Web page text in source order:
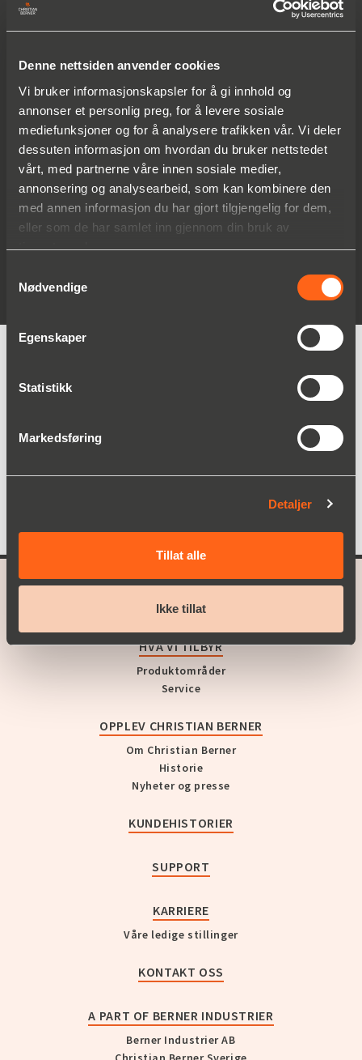
Denne nettsiden anvender cookies
Vi bruker informasjonskapsler for å gi innhold og
annonser et personlig preg, for å levere sosiale
mediefunksjoner og for å analysere trafikken vår. Vi deler
dessuten informasjon om hvordan du bruker nettstedet
vårt, med partnerne våre innen sosiale medier,
annonsering og analysearbeid, som kan kombinere den
med annen informasjon du har gjort tilgjengelig for dem,
eller som de har samlet inn gjennom din bruk av
tjenestene deres.
Nødvendige
Egenskaper
Statistikk
Markedsføring
Detaljer
Tillat alle
Ikke tillat
Bærekraftig produksjon
og byggebransjen over hele Norden til gode. Vi
drikkevann.
forvente mer når du samarbeider med oss.
A part ofChristian Berner
HVA VI TILBYR
Produktområder
Service
OPPLEV CHRISTIAN BERNER
Om Christian Berner
Historie
Nyheter og presse
KUNDEHISTORIER
SUPPORT
KARRIERE
Våre ledige stillinger
KONTAKT OSS
A PART OF BERNER INDUSTRIER
Berner Industrier AB